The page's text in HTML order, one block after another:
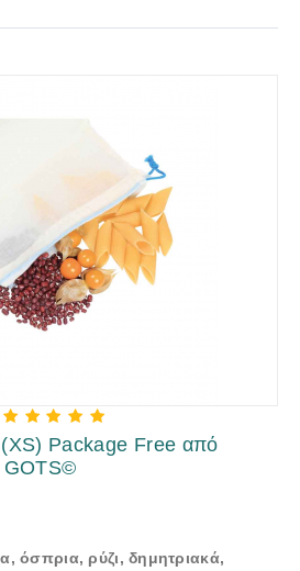
Package Free από
GOTS©
όσπρια, ρύζι, δημητριακά,